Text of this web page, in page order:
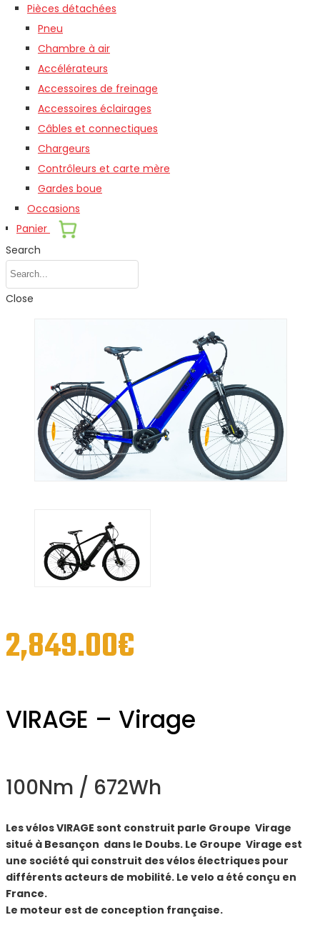
Pièces détachées
Pneu
Chambre à air
Accélérateurs
Accessoires de freinage
Accessoires éclairages
Câbles et connectiques
Chargeurs
Contrôleurs et carte mère
Gardes boue
Occasions
Panier
Search
Close
2,849.00€
VIRAGE – Virage
100Nm / 672Wh
Les vélos VIRAGE sont construit parle Groupe Virage
situé à Besançon dans le Doubs. Le Groupe Virage est
une société qui construit des vélos électriques pour
différents acteurs de mobilité. Le velo a été conçu en
France.
Le moteur est de conception française.